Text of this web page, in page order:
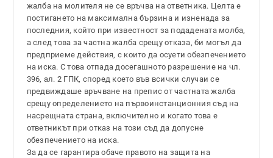
жалба на молителя не се връчва на ответника. Целта е
постигането на максимална бързина и изненада за
последния, който при известност за подадената молба,
а след това за частна жалба срещу отказа, би могъл да
предприеме действия, с които да осуети обезпечението
на иска. С това отпада досегашното разрешение на чл.
396, ал. 2 ГПК, според което във всички случаи се
предвиждаше връчване на препис от частната жалба
срещу определението на първоинстанционния съд на
насрещната страна, включително и когато това е
ответникът при отказ на този съд да допусне
обезпечението на иска.
За да се гарантира обаче правото на защита на